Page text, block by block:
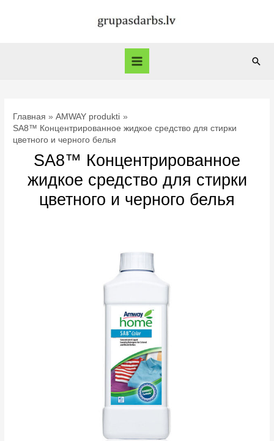
Main
Главная
AMWAY produkti
SA8™ Концентрированное жидкое средство для стирки
цветного и черного белья
SA8™ Концентрированное
жидкое средство для стирки
цветного и черного белья